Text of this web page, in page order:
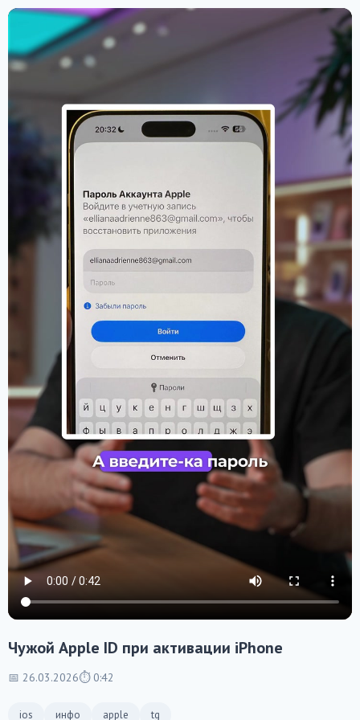
Чужой Apple ID при активации iPhone
📅 26.03.2026⏱ 0:42
ios инфо apple tg